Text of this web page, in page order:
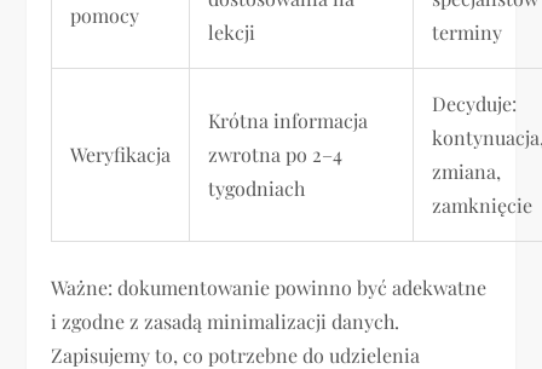
pomocy
lekcji
terminy
Weryfikacja
Krótna informacja
zwrotna po 2–4
tygodniach
Decyduje:
zmiana,
zamknięcie
Ważne: dokumentowanie powinno być adekwatne
i zgodne z zasadą minimalizacji danych.
Zapisujemy to, co potrzebne do udzielenia